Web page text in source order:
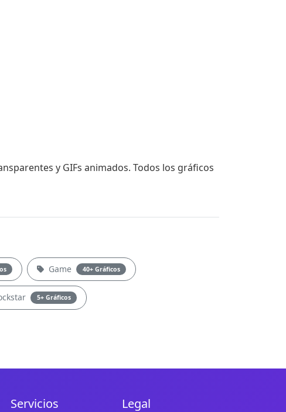
y GIFs animados. Todos los gráficos
Game 40+ Gráficos
5+ Gráficos
Servicios Legal